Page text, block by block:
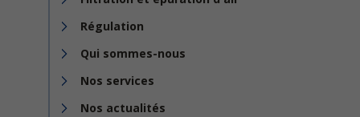
Régulation
Qui sommes-nous
Nos services
Nos actualités